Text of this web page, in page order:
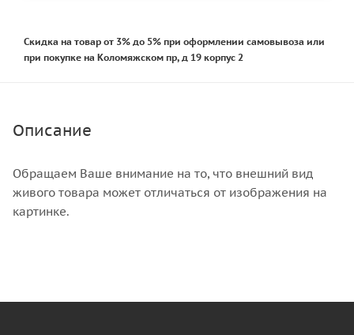
Скидка на товар от 3% до 5% при оформлении самовывоза или
при покупке на Коломяжском пр, д 19 корпус 2
Описание
Обращаем Ваше внимание на то, что внешний вид
живого товара может отличаться от изображения на
картинке.